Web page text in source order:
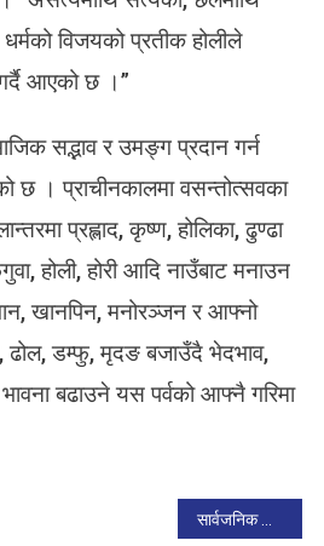
विजयको प्रतीक होलीले
आएको छ ।”
सद्भाव र उमङ्ग प्रदान गर्न
छ । प्राचीनकालमा वसन्तोत्सवका
प्रह्लाद, कृष्ण, होलिका, ढुण्ढा
होली, होरी आदि नाउँबाट मनाउन
खानपिन, मनोरञ्जन र आफ्नो
ढोल, डम्फु, मृदङ बजाउँदै भेदभाव,
भावना बढाउने यस पर्वको आफ्नै गरिमा
सार्वजनिक विद्यालयमा शुल्क नलिन र निजीमा मापदण्ड लागू गर्न निर्देशन